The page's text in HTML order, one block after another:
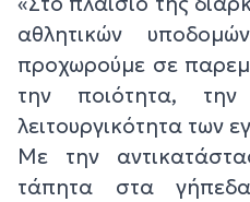
αθλητικών
προχωρούμε σε
την ποιότητα,
λειτουργικότητα των
Με την
τάπητα στα